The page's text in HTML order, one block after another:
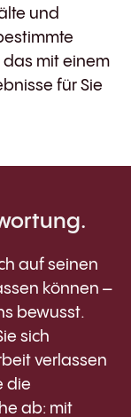
und
das mit einem
für Sie
auf seinen
können –
bewusst.
sich
verlassen
die
ab: mit